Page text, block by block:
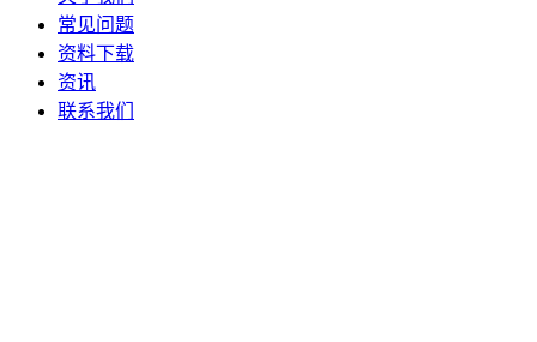
常见问题
资料下载
资讯
联系我们